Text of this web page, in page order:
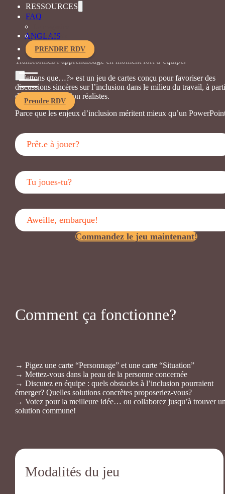
RESSOURCES
Événements
FAQ
ANGLAIS
PRENDRE RDV
Prendre RDV
Faites vivre des situations inclusives réalistes à vos équipes grâce à
un jeu collaboratif et percutant.
♦ Bien mélangés, on joue mieux! ♦
Transformez l’apprentissage en moment fort d’équipe.
«Mettons que…?» est un jeu de cartes conçu pour favoriser des
discussions sincères sur l’inclusion dans le milieu du travail, à
de mises en situation réalistes.
Parce que les enjeux d’inclusion méritent mieux qu’un
Prêt.e à jouer?
Tu joues-tu?
Aweille, embarque!
Commandez le jeu maintenant!
Comment ça fonctionne?
→ Pigez une carte “Personnage” et une carte “Situation”
→ Mettez-vous dans la peau de la personne concernée
→ Discutez en équipe : quels obstacles à l’inclusion pourraient
émerger? Quelles solutions concrètes proposeriez-vous?
→ Votez pour la meilleure idée… ou collaborez jusqu’à trouver
solution commune!
Modalités du jeu